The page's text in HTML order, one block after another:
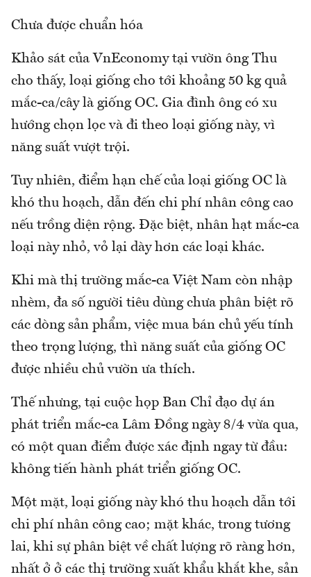
Chưa được chuẩn hóa
Khảo sát của VnEconomy tại vườn ông Thu
cho thấy, loại giống cho tới khoảng 50 kg quả
mắc-ca/cây là giống OC. Gia đình ông có xu
hướng chọn lọc và đi theo loại giống này, vì
năng suất vượt trội.
Tuy nhiên, điểm hạn chế của loại giống OC là
khó thu hoạch, dẫn đến chi phí nhân công cao
nếu trồng diện rộng. Đặc biệt, nhân hạt mắc-ca
loại này nhỏ, vỏ lại dày hơn các loại khác.
Khi mà thị trường mắc-ca Việt Nam còn nhập
nhèm, đa số người tiêu dùng chưa phân biệt rõ
các dòng sản phẩm, việc mua bán chủ yếu tính
theo trọng lượng, thì năng suất của giống OC
được nhiều chủ vườn ưa thích.
Thế nhưng, tại cuộc họp Ban Chỉ đạo dự án
phát triển mắc-ca Lâm Đồng ngày 8/4 vừa qua,
có một quan điểm được xác định ngay từ đầu:
không tiến hành phát triển giống OC.
Một mặt, loại giống này khó thu hoạch dẫn tới
chi phí nhân công cao; mặt khác, trong tương
lai, khi sự phân biệt về chất lượng rõ ràng hơn,
nhất ở ở các thị trường xuất khẩu khắt khe, sản